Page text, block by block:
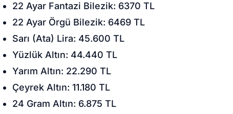
22 Ayar Fantazi Bilezik: 6370 TL
22 Ayar Örgü Bilezik: 6469 TL
Sarı (Ata) Lira: 45.600 TL
Yüzlük Altın: 44.440 TL
Yarım Altın: 22.290 TL
Çeyrek Altın: 11.180 TL
24 Gram Altın: 6.875 TL